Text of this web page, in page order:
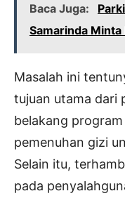
Baca Juga:
Samarinda
Masalah ini
tujuan utama dari
belakang
pemenuhan gizi
Selain itu,
pada